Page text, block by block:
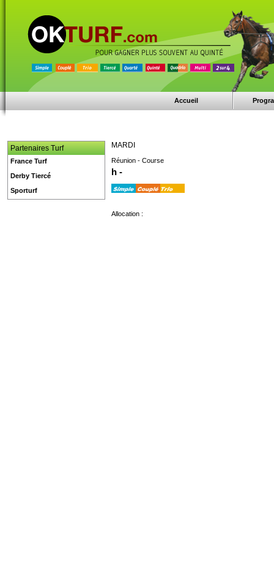
Accueil
MARDI
Réunion - Course
h -
Allocation :
Partenaires Turf
France Turf
Derby Tiercé
Sporturf